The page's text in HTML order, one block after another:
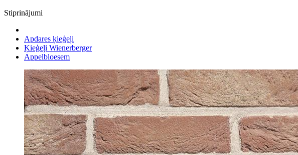
Stiprinājumi
Apdares ķieģeļi
Ķieģeļi Wienerberger
Appelbloesem